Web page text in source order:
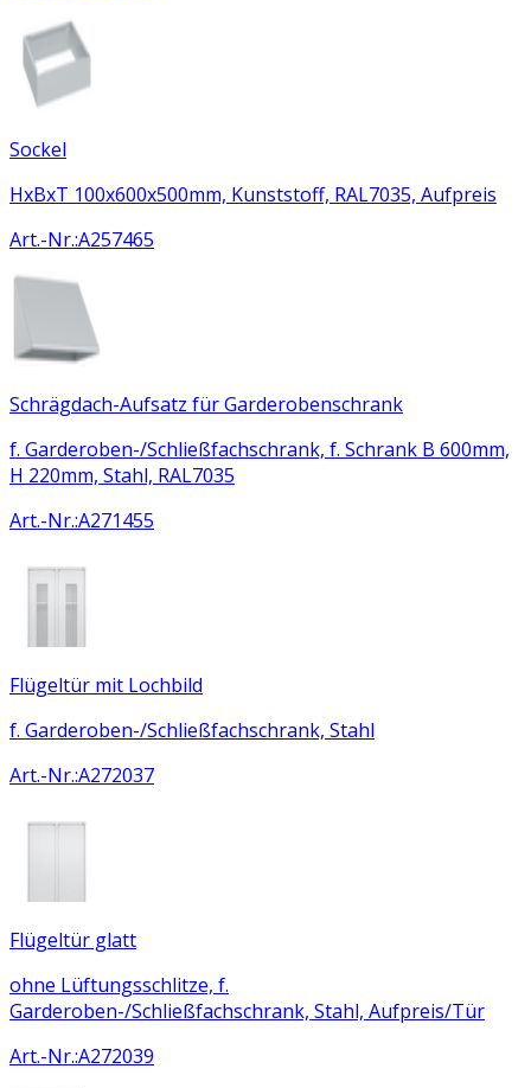
Sockel
HxBxT 100x600x500mm, Kunststoff, RAL7035, Aufpreis
Art.-Nr.:A257465
Schrägdach-Aufsatz für Garderobenschrank
f. Garderoben-/Schließfachschrank, f. Schrank B 600mm,
H 220mm, Stahl, RAL7035
Art.-Nr.:A271455
Flügeltür mit Lochbild
f. Garderoben-/Schließfachschrank, Stahl
Art.-Nr.:A272037
Flügeltür glatt
ohne Lüftungsschlitze, f.
Garderoben-/Schließfachschrank, Stahl, Aufpreis/Tür
Art.-Nr.:A272039